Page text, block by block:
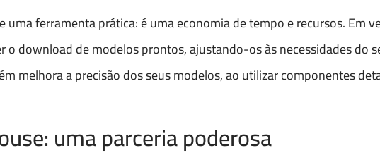
uma ferramenta prática: é uma economia de tempo e recursos. Em
download de modelos prontos, ajustando-os às necessidades do
melhora a precisão dos seus modelos, ao utilizar componentes
uma parceria poderosa